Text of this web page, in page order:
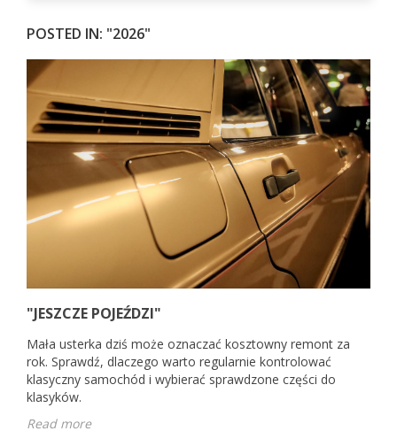
POSTED IN: "2026"
"JESZCZE POJEŹDZI"
Mała usterka dziś może oznaczać kosztowny remont za
rok. Sprawdź, dlaczego warto regularnie kontrolować
klasyczny samochód i wybierać sprawdzone części do
klasyków.
Read more